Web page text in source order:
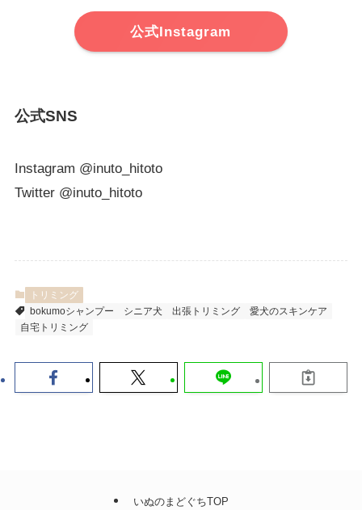
公式Instagram
公式SNS
Instagram @inuto_hitoto
Twitter @inuto_hitoto
トリミング
bokumoシャンプー
シニア犬 出張トリミング
愛犬のスキンケア
自宅トリミング
いぬのまどぐちTOP